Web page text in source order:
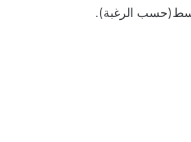
الرغبة).